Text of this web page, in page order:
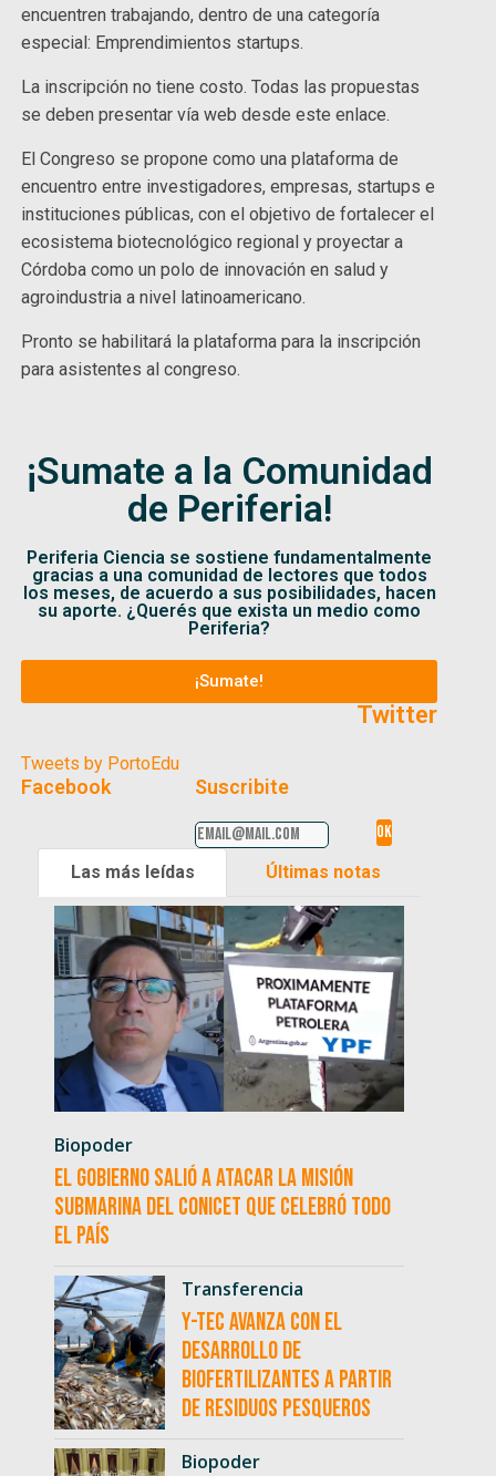
encuentren trabajando, dentro de una categoría
especial: Emprendimientos startups.
La inscripción no tiene costo. Todas las propuestas
se deben presentar vía web desde este enlace.
El Congreso se propone como una plataforma de
encuentro entre investigadores, empresas, startups e
instituciones públicas, con el objetivo de fortalecer el
ecosistema biotecnológico regional y proyectar a
Córdoba como un polo de innovación en salud y
agroindustria a nivel latinoamericano.
Pronto se habilitará la plataforma para la inscripción
para asistentes al congreso.
¡Sumate a la Comunidad
de Periferia!
Periferia Ciencia se sostiene fundamentalmente
gracias a una comunidad de lectores que todos
los meses, de acuerdo a sus posibilidades, hacen
su aporte. ¿Querés que exista un medio como
Periferia?
¡Sumate!
Twitter
Tweets by PortoEdu
Facebook Suscribite
Las más leídas Últimas notas
Biopoder
El Gobierno salió a atacar la misión
submarina del CONICET que celebró todo
el país
Transferencia
Y-TEC avanza con el
desarrollo de
biofertilizantes a partir
de residuos pesqueros
Biopoder